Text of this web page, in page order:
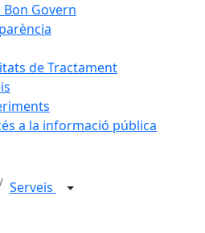
Govern
de Tractament
a la informació pública
Serveis